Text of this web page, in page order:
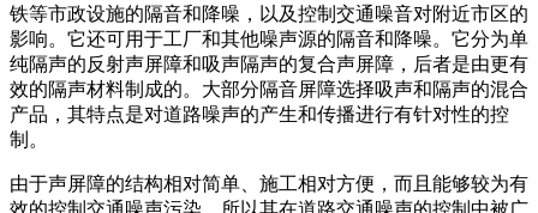
铁等市政设施的隔音和降噪，以及控制交通噪音对附近市区的
影响。它还可用于工厂和其他噪声源的隔音和降噪。它分为单
纯隔声的反射声屏障和吸声隔声的复合声屏障，后者是由更有
效的隔声材料制成的。大部分隔音屏障选择吸声和隔声的混合
产品，其特点是对道路噪声的产生和传播进行有针对性的控
制。
由于声屏障的结构相对简单、施工相对方便，而且能够较为有
效的控制交通噪声污染，所以其在道路交通噪声的控制中被广